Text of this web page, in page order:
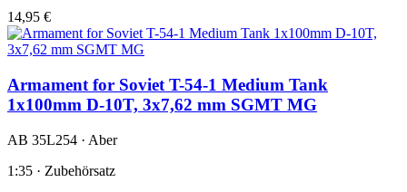
14,95 €
Armament for Soviet T-54-1 Medium Tank
1x100mm D-10T, 3x7,62 mm SGMT MG
AB 35L254 · Aber
1:35 · Zubehörsatz